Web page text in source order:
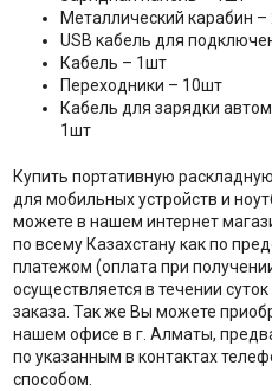
Металлический карабин –
USB кабель для
Кабель – 1шт
Переходники – 10шт
Кабель для зарядки
1шт
Купить портативную
для мобильных устройств и
можете в нашем интернет
по всему Казахстану как по
платежом (оплата при
осуществляется в течении
заказа. Так же Вы можете
нашем офисе в г. Алматы,
по указанным в контактах
способом.